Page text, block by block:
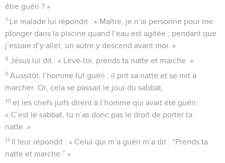
être guéri ? »
7 Le malade lui répondit : « Maître, je n’ai personne pour me
plonger dans la piscine quand l’eau est agitée ; pendant que
j’essaie d’y aller, un autre y descend avant moi. »
8 Jésus lui dit : « Lève-toi, prends ta natte et marche. »
9 Aussitôt, l’homme fut guéri ; il prit sa natte et se mit à
marcher. Or, cela se passait le jour du sabbat,
10 et les chefs juifs dirent à l’homme qui avait été guéri :
« C’est le sabbat, tu n’as donc pas le droit de porter ta
natte. »
11 Il leur répondit : « Celui qui m’a guéri m’a dit : “Prends ta
natte et marche.” »